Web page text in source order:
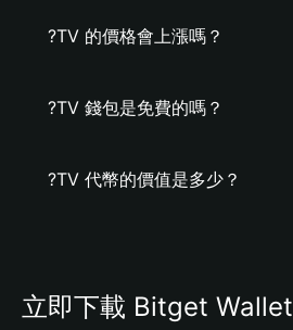
?TV 的價格會上漲嗎？
?TV 錢包是免費的嗎？
?TV 代幣的價值是多少？
立即下載 Bitget Wallet